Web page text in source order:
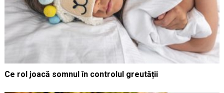
Ce rol joacă somnul în controlul greutății